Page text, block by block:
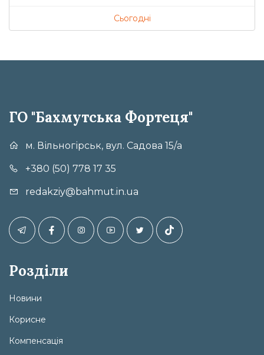
Сьогодні
ГО "Бахмутська Фортеця"
м. Вільногірськ, вул. Садова 15/а
+380 (50) 778 17 35
redakziy@bahmut.in.ua
Розділи
Новини
Корисне
Компенсація